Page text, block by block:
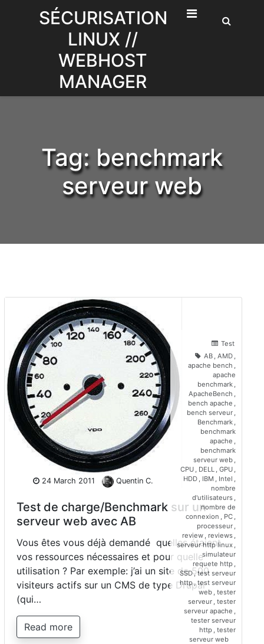
SÉCURISATION
LINUX //
WEBHOST
MANAGER
Tag: benchmark
serveur web
24 March 2011 Quentin C.
Test de charge/Benchmark sur un
serveur web avec AB
Vous êtes vous déjà demandé quelles étaient
vos ressources nécessaires et pour quelle
utilisation ? Par exemple: j’ai un site de 500
visiteurs actifs sur un CMS de type Drupal
(qui…
Read more
Test
AB
AMD
apache bench
apache
benchmark
ApacheBench
bench apache
bench serveur
Benchmark
benchmark
apache
benchmark
serveur web
CPU
DELL GPU
HDD
IBM Intel
nombre
d'utilisateurs
nombre de
connexion
PC
processeur
review
reviews
serveur http linux
simulateur
requete http
SSD,test serveur
http,test serveur
web
tester
serveur
tester
serveur apache
tester serveur
http
tester
serveur web